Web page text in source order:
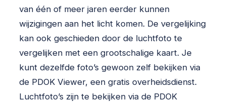
van één of meer jaren eerder kunnen
wijzigingen aan het licht komen. De vergelijking
kan ook geschieden door de luchtfoto te
vergelijken met een grootschalige kaart. Je
kunt dezelfde foto’s gewoon zelf bekijken via
de PDOK Viewer, een gratis overheidsdienst.
Luchtfoto’s zijn te bekijken via de PDOK